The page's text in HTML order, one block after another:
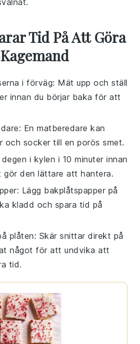
Tid På Att Göra
i förväg: Mät upp och ställ
innan du börjar baka för att
: Enmatberedare kan
och socker till en porös smet.
i kylen i 10 minuter innan
gör den lättare att hantera.
: Lägg bakplåtspapper på
kladd och spara tid på
plåten: Skärsnittar direkt på
något för att undvika att
tid.